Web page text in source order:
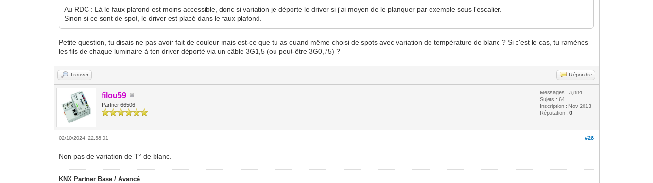
Au RDC : Là le faux plafond est moins accessible, donc si variation je déporte le driver si j'ai moyen de le planquer par exemple sous l'escalier.
Sinon si ce sont de spot, le driver est placé dans le faux plafond.
Petite question, tu disais ne pas avoir fait de couleur mais est-ce que tu as quand même choisi de spots avec variation de température de blanc ? Si c'est le cas, tu ramènes
les fils de chaque luminaire à ton driver déporté via un câble 3G1,5 (ou peut-être 3G0,75) ?
Trouver Répondre
filou59
Partner 66506
Messages : 3,884
Sujets : 64
Inscription : Nov 2013
Réputation :0
#28
02/10/2024, 22:38:01
Non pas de variation de T° de blanc.
KNX Partner Base / Avancé